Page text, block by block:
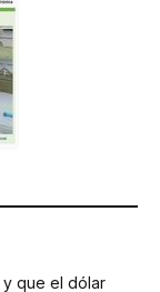
y que el dólar